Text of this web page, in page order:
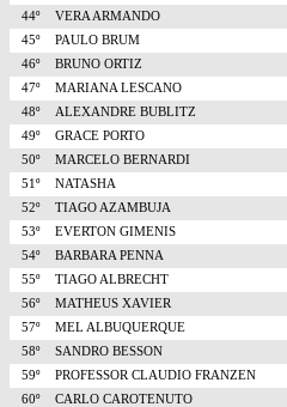
44º
VERA ARMANDO
45º
PAULO BRUM
46º
BRUNO ORTIZ
47º
MARIANA LESCANO
48º
ALEXANDRE BUBLITZ
49º
GRACE PORTO
50º
MARCELO BERNARDI
51º
NATASHA
52º
TIAGO AZAMBUJA
53º
EVERTON GIMENIS
54º
BARBARA PENNA
55º
TIAGO ALBRECHT
56º
MATHEUS XAVIER
57º
MEL ALBUQUERQUE
58º
SANDRO BESSON
59º
PROFESSOR CLAUDIO FRANZEN
60º
CARLO CAROTENUTO